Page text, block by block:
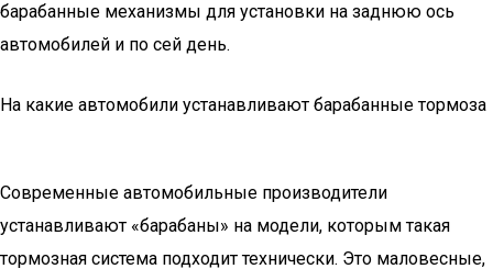
барабанные механизмы для установки на заднюю ось
автомобилей и по сей день.
На какие автомобили устанавливают барабанные тормоза
Современные автомобильные производители
устанавливают «барабаны» на модели, которым такая
тормозная система подходит технически. Это маловесные,